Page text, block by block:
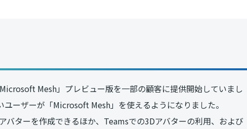
Mesh」プレビュー版を一部の顧客に提供開始していまし
ーザーが「Microsoft Mesh」を使えるようになりました。
バターを作成できるほか、Teamsでの3Dアバターの利用、および